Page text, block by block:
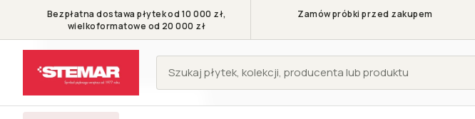
Bezpłatna dostawa płytek od 10 000 zł,
wielkoformatowe od 20 000 zł
Zamów próbki przed zakupem
KATEGORIE